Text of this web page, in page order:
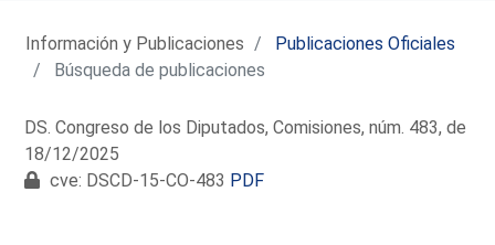
Información y Publicaciones
Publicaciones Oficiales
Búsqueda de publicaciones
DS. Congreso de los Diputados, Comisiones, núm. 483, de
18/12/2025
cve: DSCD-15-CO-483 PDF